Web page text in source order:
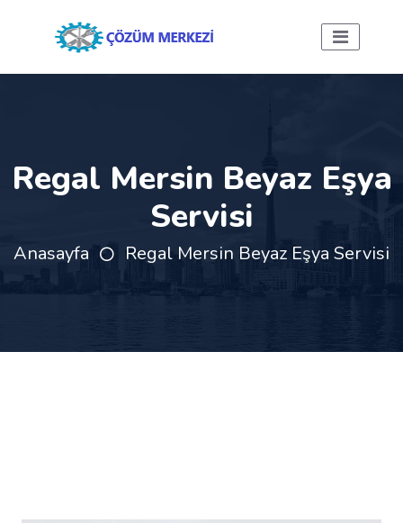
Regal Mersin Beyaz Eşya
Servisi
Anasayfa Regal Mersin Beyaz Eşya Servisi